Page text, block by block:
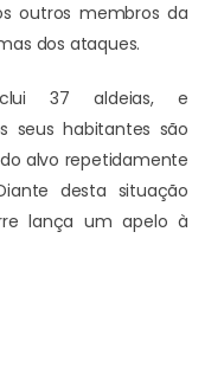
outros membros da
dos ataques.
37 aldeias, e
seus habitantes são
alvo repetidamente
desta situação
lança um apelo à